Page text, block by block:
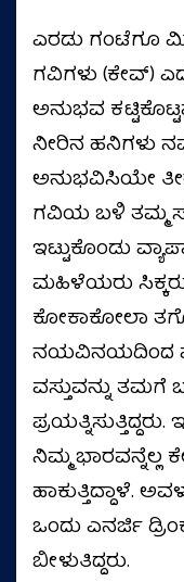
ಎರಡು ಗಂಟೆಗೂ
ಗವಿಗಳು (ಕೇವ್)
ಅನುಭವ
ನೀರಿನ ಹನಿಗಳು
ಅನುಭವಿಸಿಯೇ
ಗವಿಯ ಬಳಿ ತಮ್ಮ
ಇಟ್ಟುಕೊಂಡು
ಮಹಿಳೆಯರು
ಕೋಕಾಕೋಲಾ
ನಯವಿನಯದಿಂದ
ವಸ್ತುವನ್ನು
ನಿಮ್ಮ ಭಾರವನ್ನೆಲ್ಲ
ಹಾಕುತ್ತಿದ್ದಾಳೆ.
ಒಂದು ಎನರ್ಜಿ
ಬೀಳುತಿದ್ದರು.